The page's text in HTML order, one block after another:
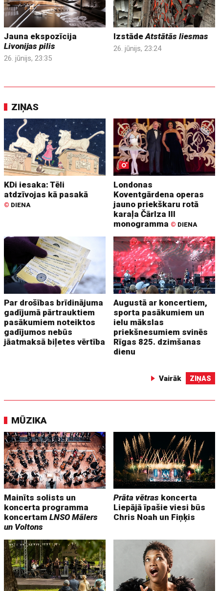
Jauna ekspozīcija
Livonijas pilis
26. jūnijs, 23:35
IzstādeAtstātās liesmas
26. jūnijs, 23:24
ZIŅAS
KDi iesaka: Tēli
atdzīvojas kā pasakā
© DIENA
Londonas
Koventgārdena operas
jauno priekškaru rotā
karaļa Čārlza III
monogramma © DIENA
Par drošības brīdinājuma
gadījumā pārtrauktiem
pasākumiem noteiktos
gadījumos nebūs
jāatmaksā biļetes vērtība
Augustā ar koncertiem,
sporta pasākumiem un
ielu mākslas
priekšnesumiem svinēs
Rīgas 825. dzimšanas
dienu
Vairāk ZIŅAS
MŪZIKA
Mainīts solists un
koncerta programma
koncertamLNSO Mālers
un Voltons
Prāta vētras koncerta
Liepājā īpašie viesi būs
Chris Noah un Fiņķis